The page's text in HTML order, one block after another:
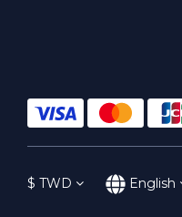
$ TWD English